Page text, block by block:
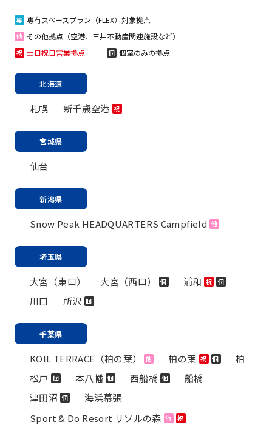
専 専有スペースプラン（FLEX）対象拠点
他 その他拠点（空港、三井不動産関連施設など）
祝 土日祝日営業拠点 個 個室のみの拠点
北海道
札幌 新千歳空港 祝
宮城県
仙台
新潟県
Snow Peak HEADQUARTERS Campfield 他
埼玉県
大宮（東口） 大宮（西口） 個 浦和 祝 個
川口 所沢 個
千葉県
KOIL TERRACE（柏の葉） 他 柏の葉 祝 個
柏
松戸 個 本八幡 個 西船橋 個
船橋
津田沼 個
海浜幕張
Sport & Do Resort リソルの森 他 祝